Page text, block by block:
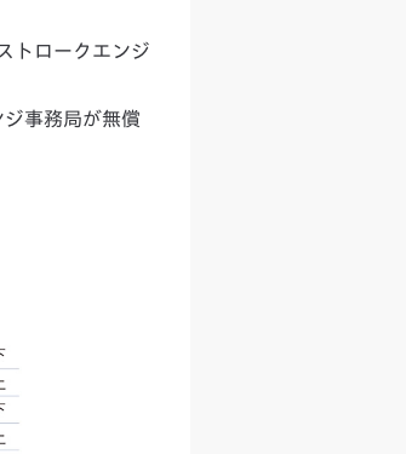
トロークエンジ
事務局が無償